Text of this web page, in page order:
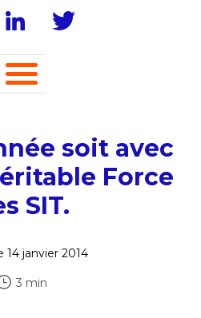
soit avec
Force
SIT.
14 janvier 2014
3 min